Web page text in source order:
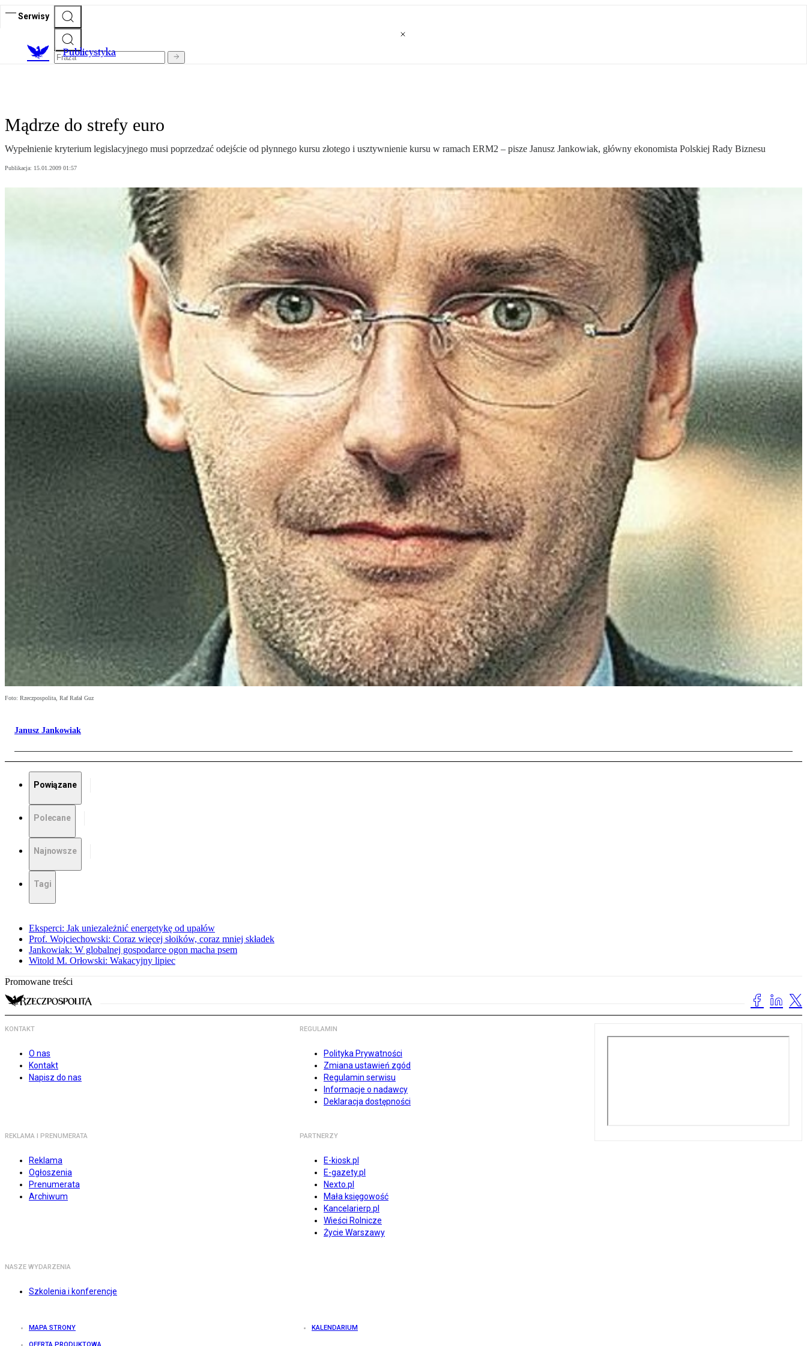
Serwisy
Publicystyka
Mądrze do strefy euro
Wypełnienie kryterium legislacyjnego musi poprzedzać odejście od płynnego kursu złotego i usztywnienie kursu w ramach ERM2 – pisze Janusz Jankowiak, główny ekonomista Polskiej Rady Biznesu
Publikacja: 15.01.2009 01:57
Foto: Rzeczpospolita, Raf Rafał Guz
Janusz Jankowiak
Powiązane
Polecane
Najnowsze
Tagi
Eksperci: Jak uniezależnić energetykę od upałów
Prof. Wojciechowski: Coraz więcej słoików, coraz mniej składek
Jankowiak: W globalnej gospodarce ogon macha psem
Witold M. Orłowski: Wakacyjny lipiec
Promowane treści
KONTAKT
O nas
Kontakt
Napisz do nas
REGULAMIN
Polityka Prywatności
Zmiana ustawień zgód
Regulamin serwisu
Informacje o nadawcy
Deklaracja dostępności
REKLAMA I PRENUMERATA
Reklama
Ogłoszenia
Prenumerata
Archiwum
PARTNERZY
E-kiosk.pl
E-gazety.pl
Nexto.pl
Mała księgowość
Kancelarierp.pl
Wieści Rolnicze
Życie Warszawy
NASZE WYDARZENIA
Szkolenia i konferencje
MAPA STRONY KALENDARIUM